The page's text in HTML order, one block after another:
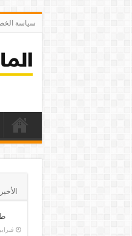
سياسة
فبراير 5,